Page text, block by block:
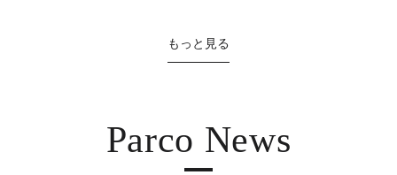
もっと見る
Parco News